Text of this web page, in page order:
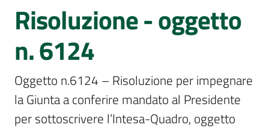
Per
i
media
Risoluzione - oggetto
n. 6124
Oggetto n.6124 – Risoluzione per impegnare
la Giunta a conferire mandato al Presidente
per sottoscrivere l’Intesa-Quadro, oggetto